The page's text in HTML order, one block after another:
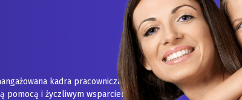
kadra pracownicza.
pomocą i życzliwym wsparciem